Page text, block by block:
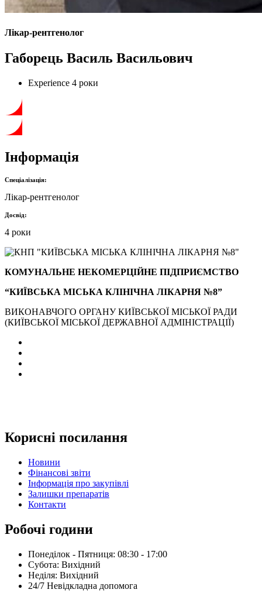
Лікар-рентгенолог
Габорець Василь Васильович
Experience 4 роки
Інформація
Спеціалізація:
Лікар-рентгенолог
Досвід:
4 роки
КОМУНАЛЬНЕ НЕКОМЕРЦІЙНЕ ПІДПРИЄМСТВО
“КИЇВСЬКА МІСЬКА КЛІНІЧНА ЛІКАРНЯ №8”
ВИКОНАВЧОГО ОРГАНУ КИЇВСЬКОЇ МІСЬКОЇ РАДИ
(КИЇВСЬКОЇ МІСЬКОЇ ДЕРЖАВНОЇ АДМІНІСТРАЦІЇ)
Корисні посилання
Новини
Фінансові звіти
Інформація про закупівлі
Залишки препаратів
Контакти
Робочі години
Понеділок - Пятниця: 08:30 - 17:00
Субота: Вихідний
Нeділя: Вихідний
24/7 Невідкладна допомога